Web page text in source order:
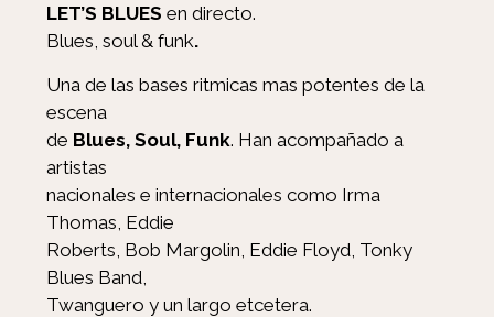
LET’S BLUES en directo.
Blues, soul & funk.
Una de las bases ritmicas mas potentes de la
escena
de Blues, Soul, Funk. Han acompañado a
artistas
nacionales e internacionales como Irma
Thomas, Eddie
Roberts, Bob Margolin, Eddie Floyd, Tonky
Blues Band,
Twanguero y un largo etcetera.